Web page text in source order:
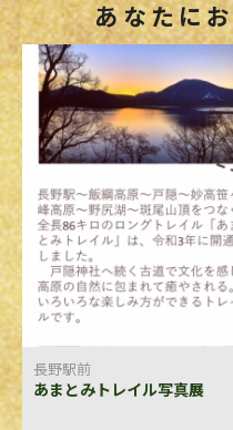
あなたに
長野駅前
あまとみトレイル写真展